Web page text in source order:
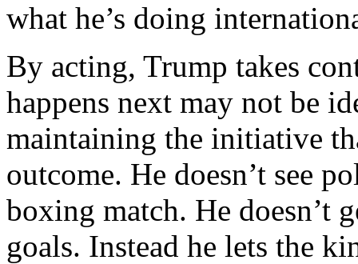
what he’s doing
By acting, Trump takes
happens next may not be
maintaining the initiative
outcome. He doesn’t see
boxing match. He doesn’t
goals. Instead he lets the